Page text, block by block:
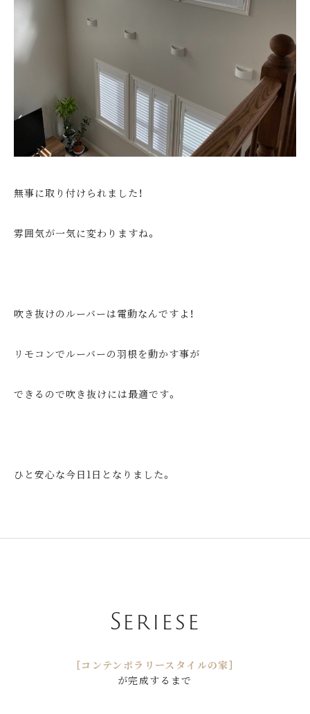
無事に取り付けられました！
雰囲気が一気に変わりますね。
吹き抜けのルーバーは電動なんですよ！
リモコンでルーバーの羽根を動かす事が
できるので吹き抜けには最適です。
ひと安心な今日1日となりました。
Seriese
［コンテンポラリースタイルの家］
が完成するまで